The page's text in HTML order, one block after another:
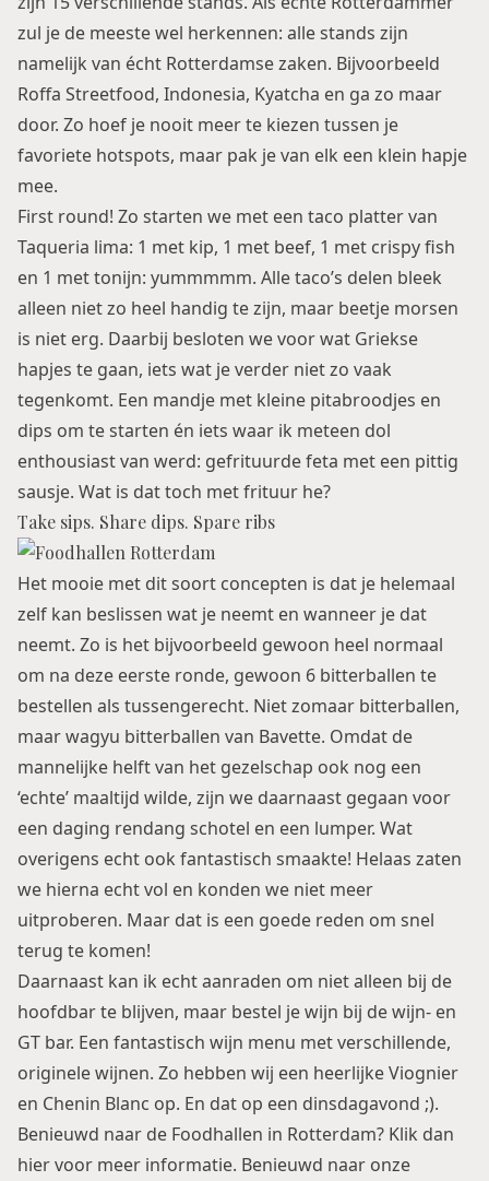
zul je de meeste wel herkennen: alle stands zijn
namelijk van écht Rotterdamse zaken. Bijvoorbeeld
Roffa Streetfood, Indonesia, Kyatcha en ga zo maar
door. Zo hoef je nooit meer te kiezen tussen je
favoriete hotspots, maar pak je van elk een klein hapje
mee.
First round! Zo starten we met een taco platter van
Taqueria lima: 1 met kip, 1 met beef, 1 met crispy fish
en 1 met tonijn: yummmmm. Alle taco’s delen bleek
alleen niet zo heel handig te zijn, maar beetje morsen
is niet erg. Daarbij besloten we voor wat Griekse
hapjes te gaan, iets wat je verder niet zo vaak
tegenkomt. Een mandje met kleine pitabroodjes en
dips om te starten én iets waar ik meteen dol
enthousiast van werd: gefrituurde feta met een pittig
sausje. Wat is dat toch met frituur he?
Take sips. Share dips. Spare ribs
Het mooie met dit soort concepten is dat je helemaal
zelf kan beslissen wat je neemt en wanneer je dat
neemt. Zo is het bijvoorbeeld gewoon heel normaal
om na deze eerste ronde, gewoon 6 bitterballen te
bestellen als tussengerecht. Niet zomaar bitterballen,
maar wagyu bitterballen van Bavette. Omdat de
mannelijke helft van het gezelschap ook nog een
‘echte’ maaltijd wilde, zijn we daarnaast gegaan voor
een daging rendang schotel en een lumper. Wat
overigens echt ook fantastisch smaakte! Helaas zaten
we hierna echt vol en konden we niet meer
uitproberen. Maar dat is een goede reden om snel
terug te komen!
Daarnaast kan ik echt aanraden om niet alleen bij de
hoofdbar te blijven, maar bestel je wijn bij de wijn- en
GT bar. Een fantastisch wijn menu met verschillende,
originele wijnen. Zo hebben wij een heerlijke Viognier
en Chenin Blanc op. En dat op een dinsdagavond ;).
Benieuwd naar de Foodhallen in Rotterdam? Klik dan
hiervoor meer informatie. Benieuwd naar onze